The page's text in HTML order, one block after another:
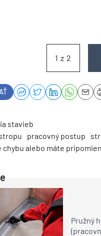
1 z 2
stavieb
pracovný postup
chybu alebo máte
Pružný